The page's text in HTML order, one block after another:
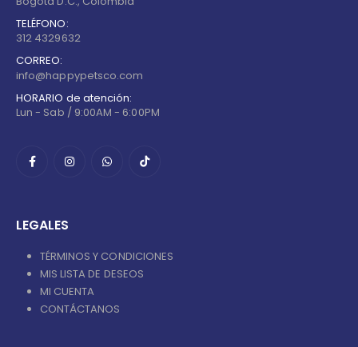
TELÉFONO:
312 4329632
CORREO:
info@happypetsco.com
HORARIO de atención:
Lun - Sab / 9:00AM - 6:00PM
LEGALES
TÉRMINOS Y CONDICIONES
MIS LISTA DE DESEOS
MI CUENTA
CONTÁCTANOS